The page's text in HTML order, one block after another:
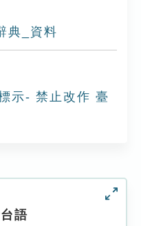
典_資料
示- 禁止改作 臺
語